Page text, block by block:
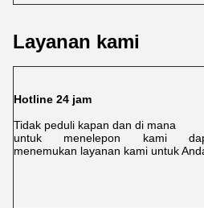
Layanan kami
Hotline 24 jam
Tidak peduli kapan dan di mana
untuk menelepon kami
menemukan layanan kami untuk